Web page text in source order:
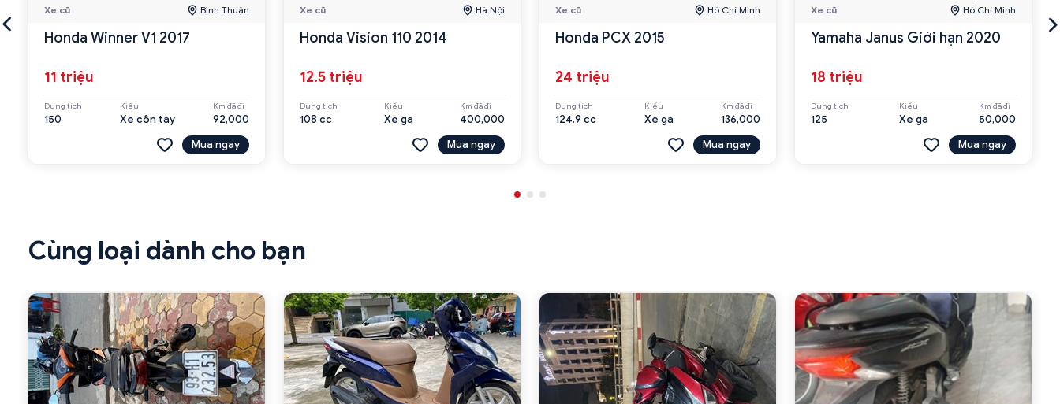
Xe cũ Bình Thuận
Honda Winner V1 2017
11 triệu
Dung tích
150
Kiểu
Xe côn tay
Km đã đi
92,000
Mua ngay
Xe cũ Hà Nội
Honda Vision 110 2014
12.5 triệu
Dung tích
108 cc
Kiểu
Xe ga
Km đã đi
400,000
Mua ngay
Xe cũ Hồ Chí Minh
Honda PCX 2015
24 triệu
Dung tích
124.9 cc
Kiểu
Xe ga
Km đã đi
136,000
Mua ngay
Xe cũ Hồ Chí Minh
Yamaha Janus Giới hạn 2020
18 triệu
Dung tích
125
Kiểu
Xe ga
Km đã đi
50,000
Mua ngay
Cùng loại dành cho bạn